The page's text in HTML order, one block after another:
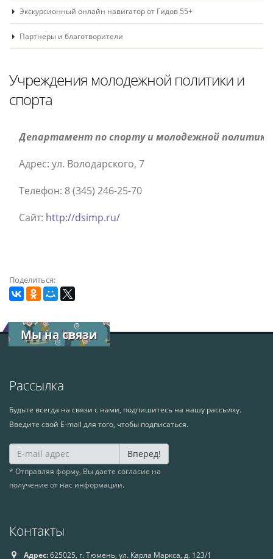
Экскурсионный онлайн навигатор от Гидов 55+
Партнеры и благотворители
Учреждения молодежной политики и
спорта
Департамент по спорту и молодежной
Адрес: ул. Володарского, 7
Телефон: 8 (345) 246-25-70
Сайт: http://dsimp.ru/
Поделиться:
Мы на связи
Рассылка
Будьте всегда на связи с нами, подпишитесь на нашу рассылку.
Введите свой E-mail для того, чтобы подписаться.
Вперед!
* Отправляя форму, Вы даете согласие на
получение от нас информации.
Контакты
Адрес:625025, г. Тюмень, ул. Карла Маркса, д. 123/1